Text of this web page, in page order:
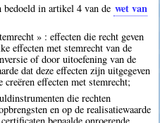
bedoeld in artikel 4 van de wet van
» : effecten die recht geven
effecten met stemrecht van de
of door uitoefening van de
dat deze effecten zijn uitgegeven
effecten met stemrecht;
die rechten
en op de realisatiewaarde